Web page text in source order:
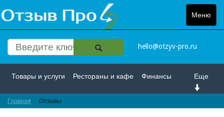
Меню
Toggle
hello@otzyv-pro.ru
Еще
Товары и услуги Рестораны и кафе Финансы
Красота и здоровье
Главная Отзывы